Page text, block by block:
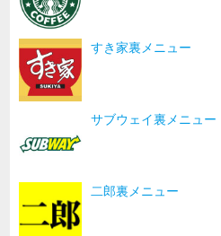
すき家裏メニュー
サブウェイ裏メニュー
二郎裏メニュー